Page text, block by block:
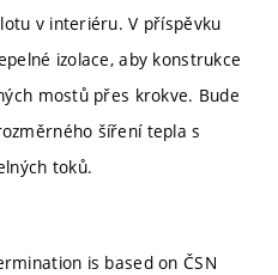
v interiéru. V příspěvku
izolace, aby konstrukce
mostů přes krokve. Bude
šíření tepla s
toků.
is based on ČSN